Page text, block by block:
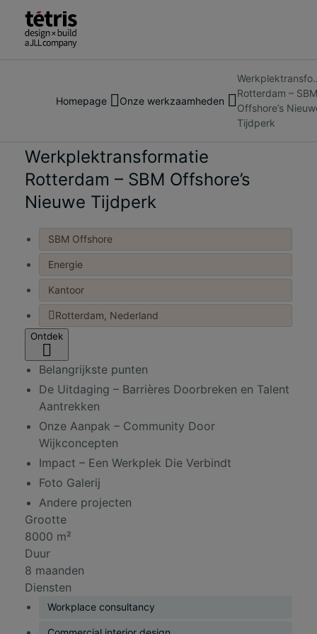
Onze diensten
Contact
Homepage Onze werkzaamheden
Rotterdam – SBM
Offshore’s
Tijdperk
naar
nieuws
en
inzichten
Werkplektransformatie
Rotterdam – SBM Offshore’s
Nieuwe Tijdperk
SBM Offshore
Energie
Kantoor
Rotterdam, Nederland
Ontdek
Belangrijkste punten
De Uitdaging – Barrières Doorbreken en Talent
Aantrekken
Onze Aanpak – Community Door
Wijkconcepten
Impact – Een Werkplek Die Verbindt
Foto Galerij
Andere projecten
Grootte
8000 m²
Duur
8 maanden
Diensten
Workplace consultancy